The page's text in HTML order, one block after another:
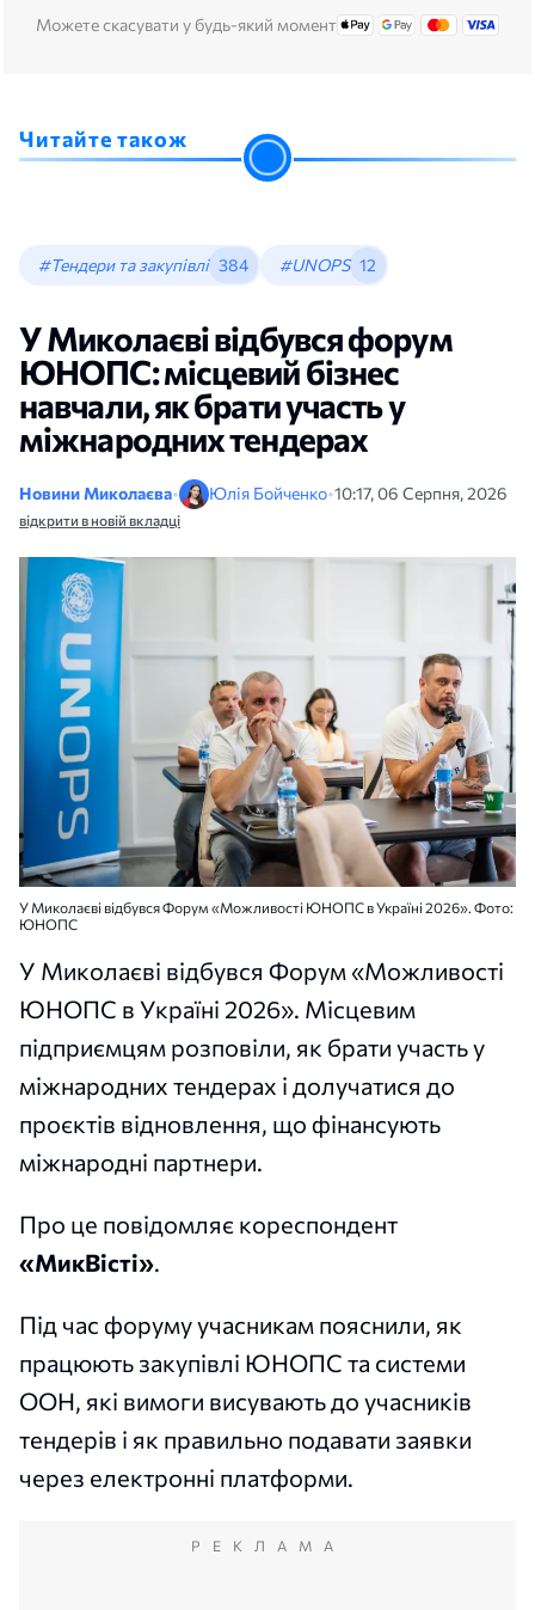
Можете скасувати у будь-який момент
Читайте також
#Тендери та закупівлі 384 #UNOPS 12
У Миколаєві відбувся форум
ЮНОПС: місцевий бізнес
навчали, як брати участь у
міжнародних тендерах
Новини Миколаєва• Юлія Бойченко•10:17, 06 Серпня, 2026
відкрити в новій вкладці
У Миколаєві відбувся Форум «Можливості ЮНОПС в Україні 2026». Фото:
ЮНОПС
У Миколаєві відбувся Форум «Можливості
ЮНОПС в Україні 2026». Місцевим
підприємцям розповіли, як брати участь у
міжнародних тендерах і долучатися до
проєктів відновлення, що фінансують
міжнародні партнери.
Про це повідомляє кореспондент
«МикВісті».
Під час форуму учасникам пояснили, як
працюють закупівлі ЮНОПС та системи
ООН, які вимоги висувають до учасників
тендерів і як правильно подавати заявки
через електронні платформи.
РЕКЛАМА